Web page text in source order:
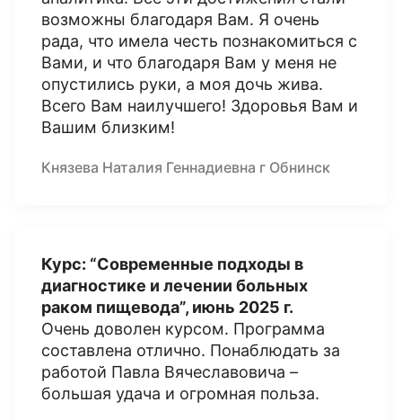
возможны благодаря Вам. Я очень
рада, что имела честь познакомиться с
Вами, и что благодаря Вам у меня не
опустились руки, а моя дочь жива.
Всего Вам наилучшего! Здоровья Вам и
Вашим близким!
Князева Наталия Геннадиевна г Обнинск
Курс: “Современные подходы в
диагностике и лечении больных
раком пищевода”, июнь 2025 г.
Очень доволен курсом. Программа
составлена отлично. Понаблюдать за
работой Павла Вячеславовича –
большая удача и огромная польза.